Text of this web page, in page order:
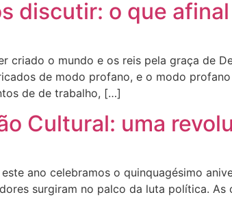
discutir: o que
criado o mundo e os reis pela graça de
de modo profano, e o modo
de de trabalho, […]
Cultural: uma
ano celebramos o quinquagésimo
surgiram no palco da luta política.